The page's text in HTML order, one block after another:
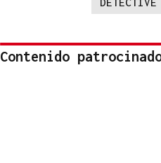
Contenido